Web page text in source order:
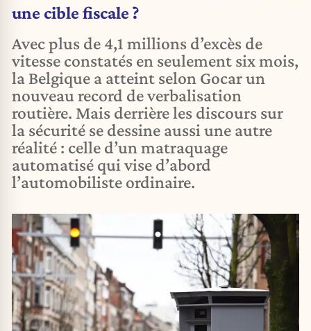
une cible fiscale ?
Avec plus de 4,1 millions d’excès de
vitesse constatés en seulement six mois,
la Belgique a atteint selon Gocar un
nouveau record de verbalisation
routière. Mais derrière les discours sur
la sécurité se dessine aussi une autre
réalité : celle d’un matraquage
automatisé qui vise d’abord
l’automobiliste ordinaire.